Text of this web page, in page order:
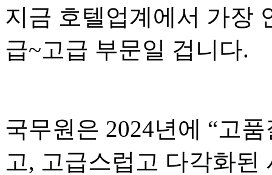
지금 호텔업계에서 가장
급~고급 부문일 겁니다.
국무원은 2024년에 “고
고, 고급스럽고 다각화된